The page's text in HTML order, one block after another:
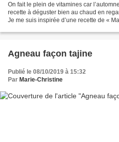
On fait le plein de vitamines car
recette à déguster bien au chaud en
Je me suis inspirée d’une recette de «
Agneau façon tajine
Publié le 08/10/2019 à 15:32
Par Marie-Christine